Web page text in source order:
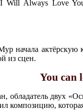
Will Always Love
начала
из сцен.
You can
обладатель двух
композицию,